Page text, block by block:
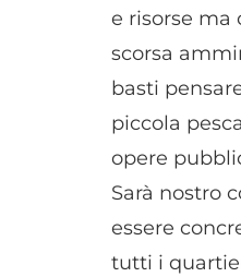
e risorse ma
scorsa
basti
piccola
opere
Sarà nostro
essere
tutti i